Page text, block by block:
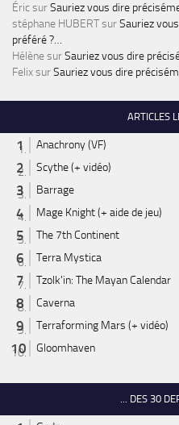
ÉricsurSauriez vous dire
stéphane HUBERTsurSauriez
préféré ?…
HélènesurSauriez vous dire
FelixsurSauriez vous dire
ARTICLES
Anachrony (VF)
Scythe (+ vidéo)
Barrage
Mage Knight (+ aide de jeu)
The 7th Continent
Terra Mystica
Tzolk'in: The Mayan Calendar
Caverna
Terraforming Mars (+ vidéo)
Gloomhaven
... DES 30